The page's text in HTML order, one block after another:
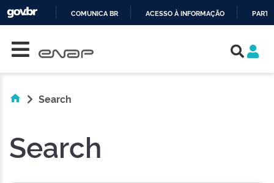
COMUNICA BR ACESSO À INFORMAÇÃO
Search
Search